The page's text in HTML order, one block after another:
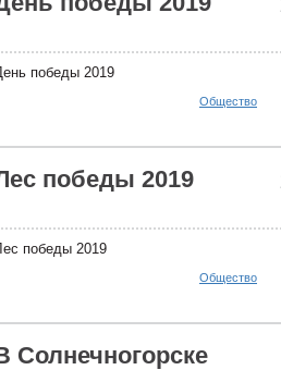
победы 2019
Общество
победы 2019
победы 2019
Общество
Солнечногорске